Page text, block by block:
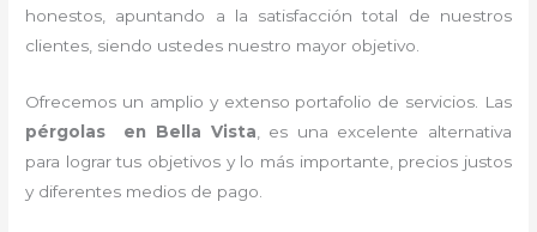
honestos, apuntando a la satisfacción total de nuestros
clientes, siendo ustedes nuestro mayor objetivo.
Ofrecemos un amplio y extenso portafolio de servicios. Las
pérgolas en Bella Vista , es una excelente alternativa
para lograr tus objetivos y lo más importante, precios justos
y diferentes medios de pago.